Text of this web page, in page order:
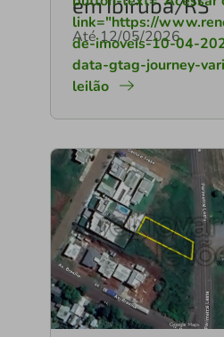
em Ibirubá/RS
Até 12/05/2026
link="https://
de-imoveis-10-04-
data-gtag-journey-
leilão